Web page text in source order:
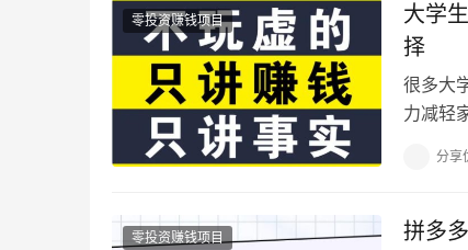
零投资赚钱项目
大学
择
很多大
力减轻
分享
零投资赚钱项目
拼多